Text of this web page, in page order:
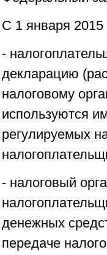
С 1 января 2015
-
декларацию
налоговому
используются
регулируемых
- налоговый
денежных
передаче